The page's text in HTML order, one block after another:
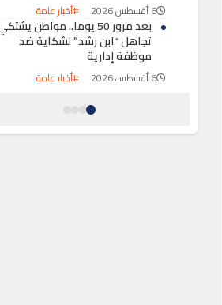
6 أغسطس 2026 #أخبار عامة
بعد مرور 50 يوما.. مواطن
تجاهل “ابن رشد” لشكاية ضد
موظفة إدارية
6 أغسطس 2026 #أخبار عامة
بدون رخصة يتسبب في مصرع شابين
6 أغسطس 2026 #حوادث